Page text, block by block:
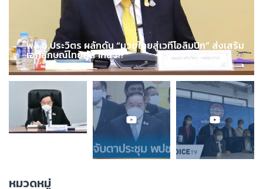
พล.อ.ประวิตร ผลักดัน “มวยไทยสู่เวทีโอลิมปิก” ส่งเสริม
เอกลักษณ์ไทยสู่สากล !!!
หมวดหมู่